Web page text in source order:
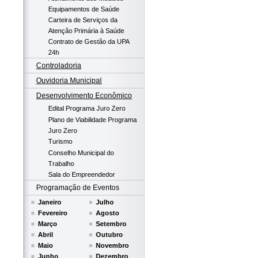
Equipamentos de Saúde
Carteira de Serviços da
Atenção Primária à Saúde
Contrato de Gestão da UPA
24h
Controladoria
Ouvidoria Municipal
Desenvolvimento Econômico
Edital Programa Juro Zero
Plano de Viabilidade Programa
Juro Zero
Turismo
Conselho Municipal do
Trabalho
Sala do Empreendedor
Programação de Eventos
Janeiro
Fevereiro
Março
Abril
Maio
Junho
Julho
Agosto
Setembro
Outubro
Novembro
Dezembro